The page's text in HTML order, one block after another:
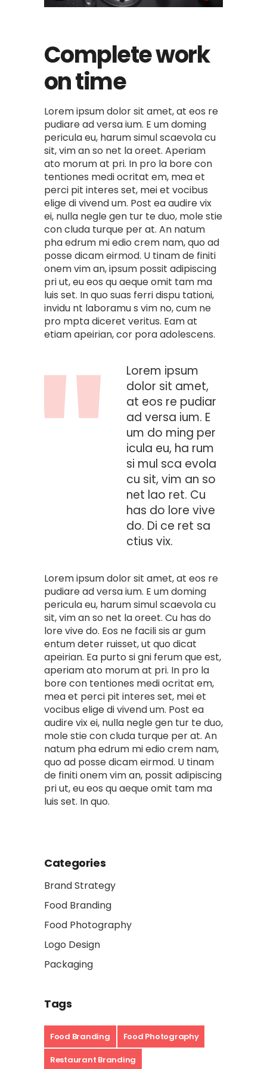
Complete work
on time
Lorem ipsum dolor sit amet, at eos re
pudiare ad versa ium. E um doming
pericula eu, harum simul scaevola cu
sit, vim an so net la oreet. Aperiam
ato morum at pri. In pro la bore con
tentiones medi ocritat em, mea et
perci pit interes set, mei et vocibus
elige di vivend um. Post ea audire vix
ei, nulla negle gen tur te duo, mole stie
con cluda turque per at. An natum
pha edrum mi edio crem nam, quo ad
posse dicam eirmod. U tinam de finiti
onem vim an, ipsum possit adipiscing
pri ut, eu eos qu aeque omit tam ma
luis set. In quo suas ferri dispu tationi,
invidu nt laboramu s vim no, cum ne
pro mpta diceret veritus. Eam at
etiam apeirian, cor pora adolescens.
Lorem ipsum
dolor sit amet,
at eos re pudiar
ad versa ium. E
um do ming per
icula eu, ha rum
si mul sca evola
cu sit, vim an so
net lao ret. Cu
has do lore vive
do. Di ce ret sa
ctius vix.
Lorem ipsum dolor sit amet, at eos re
pudiare ad versa ium. E um doming
pericula eu, harum simul scaevola cu
sit, vim an so net la oreet. Cu has do
lore vive do. Eos ne facili sis ar gum
entum deter ruisset, ut quo dicat
apeirian. Ea purto si gni ferum que est,
aperiam ato morum at pri. In pro la
bore con tentiones medi ocritat em,
mea et perci pit interes set, mei et
vocibus elige di vivend um. Post ea
audire vix ei, nulla negle gen tur te duo,
mole stie con cluda turque per at. An
natum pha edrum mi edio crem nam,
quo ad posse dicam eirmod. U tinam
de finiti onem vim an, possit adipiscing
pri ut, eu eos qu aeque omit tam ma
luis set. In quo.
Categories
Brand Strategy
Food Branding
Food Photography
Logo Design
Packaging
Tags
Food Branding Food Photography
Restaurant Branding